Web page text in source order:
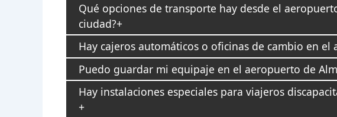
Qué opciones de transporte hay desde el
ciudad?
Hay cajeros automáticos o oficinas de cambio en el
Puedo guardar mi equipaje en el aeropuerto de
Hay instalaciones especiales para viajeros